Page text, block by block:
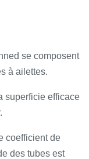
se composent
à ailettes.
superficie efficace
coefficient de
des tubes est